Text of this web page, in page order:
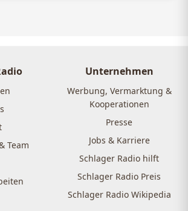
Team
Unternehmen
Werbung, Vermarktung &
Kooperationen
Presse
Jobs & Karriere
Schlager Radio hilft
Schlager Radio Preis
Schlager Radio Wikipedia